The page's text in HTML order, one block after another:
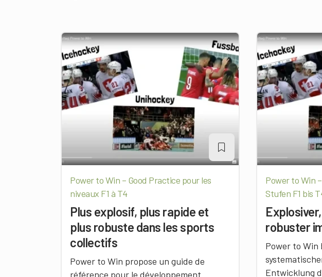
Power to Win – Good Practice pour les
niveaux F1 à T4
Plus explosif, plus rapide et
plus robuste dans les sports
collectifs
Power to Win propose un guide de
référence pour le développement
Power to Win
Stufen F1 bis
robuster
Power to Win
Entwicklung